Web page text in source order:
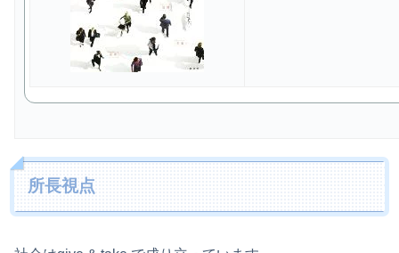
所長視点